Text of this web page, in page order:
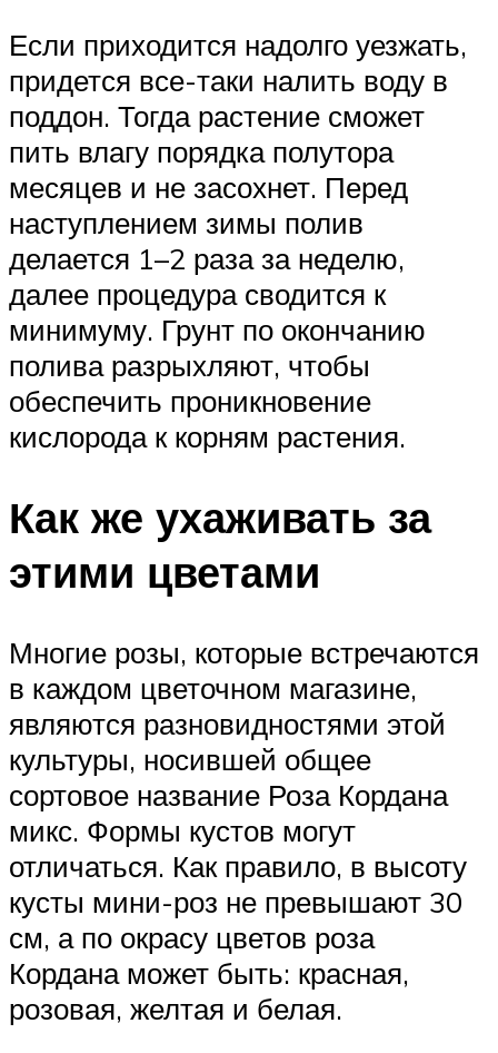
Если приходится надолго уезжать,
придется все-таки налить воду в
поддон. Тогда растение сможет
пить влагу порядка полутора
месяцев и не засохнет. Перед
наступлением зимы полив
делается 1–2 раза за неделю,
далее процедура сводится к
минимуму. Грунт по окончанию
полива разрыхляют, чтобы
обеспечить проникновение
кислорода к корням растения.
Как же ухаживать за
этими цветами
Многие розы, которые встречаются
в каждом цветочном магазине,
являются разновидностями этой
культуры, носившей общее
сортовое название Роза Кордана
микс. Формы кустов могут
отличаться. Как правило, в высоту
кусты мини-роз не превышают 30
см, а по окрасу цветов роза
Кордана может быть: красная,
розовая, желтая и белая.